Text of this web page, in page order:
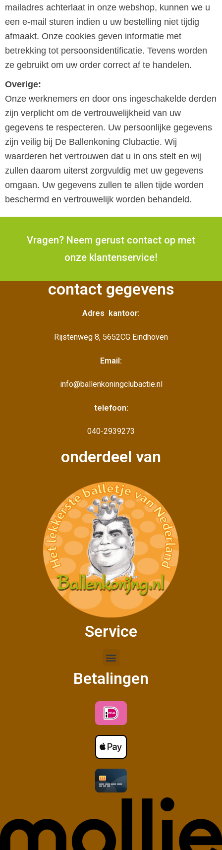
mailadres achterlaat in onze webshop, kunnen we u
een e-mail sturen indien u uw bestelling niet tijdig
afmaakt. Onze cookies geven informatie met
betrekking tot persoonsidentificatie. Tevens worden
ze gebruikt om uw order correct af te handelen.
Overige:
Onze werknemers en door ons ingeschakelde derden
zijn verplicht om de vertrouwelijkheid van uw
gegevens te respecteren. Uw persoonlijke gegevens
zijn veilig bij De Ballenkoning Clubactie. Wij
waarderen het vertrouwen dat u in ons stelt en wij
zullen daarom uiterst zorgvuldig met uw gegevens
omgaan. Uw gegevens zullen te allen tijde worden
beschermd en vertrouwelijk worden behandeld.
Vragen? Neem gerust contact op met
onze klantenservice!
contact gegevens
Adres kantoor:
Rijstenweg 8, 5652CG Eindhoven
Email:
info@ballenkoningclubactie.nl
telefoon:
040-2939273
onderdeel van
Service
Betalingen